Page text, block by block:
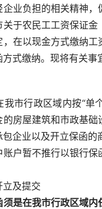
企业负担的相关精神
关于农民工工资保证金
在以现金方式缴纳工
式缴纳。现将有关事
市行政区域内按“单
房屋建筑和市政基础
企业以及开立保函的
户暂不推行以银行保
立及提交
须是在我市行政区域内